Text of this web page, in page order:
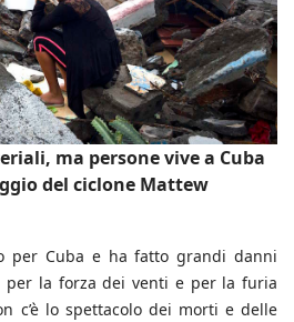
ma persone vive a Cuba
del ciclone Mattew
per Cuba e ha fatto grandi danni
per la forza dei venti e per la furia
c’è lo spettacolo dei morti e delle